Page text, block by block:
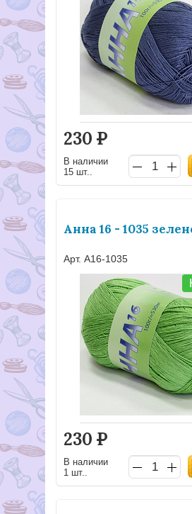
230 Р
В наличии
15 шт..
Анна 16 - 1035
Арт. А16-1035
230 Р
В наличии
1 шт..